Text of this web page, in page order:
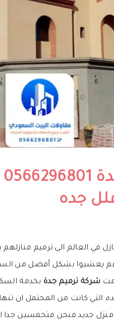
جده
المنازل في العالم الى ترميم
يعشيوا بشكل أفضل من
شركة ترميم جدة بخدمة
التي كانت من المحتمل ان
منزل جديد فنحن متحمسين جدا